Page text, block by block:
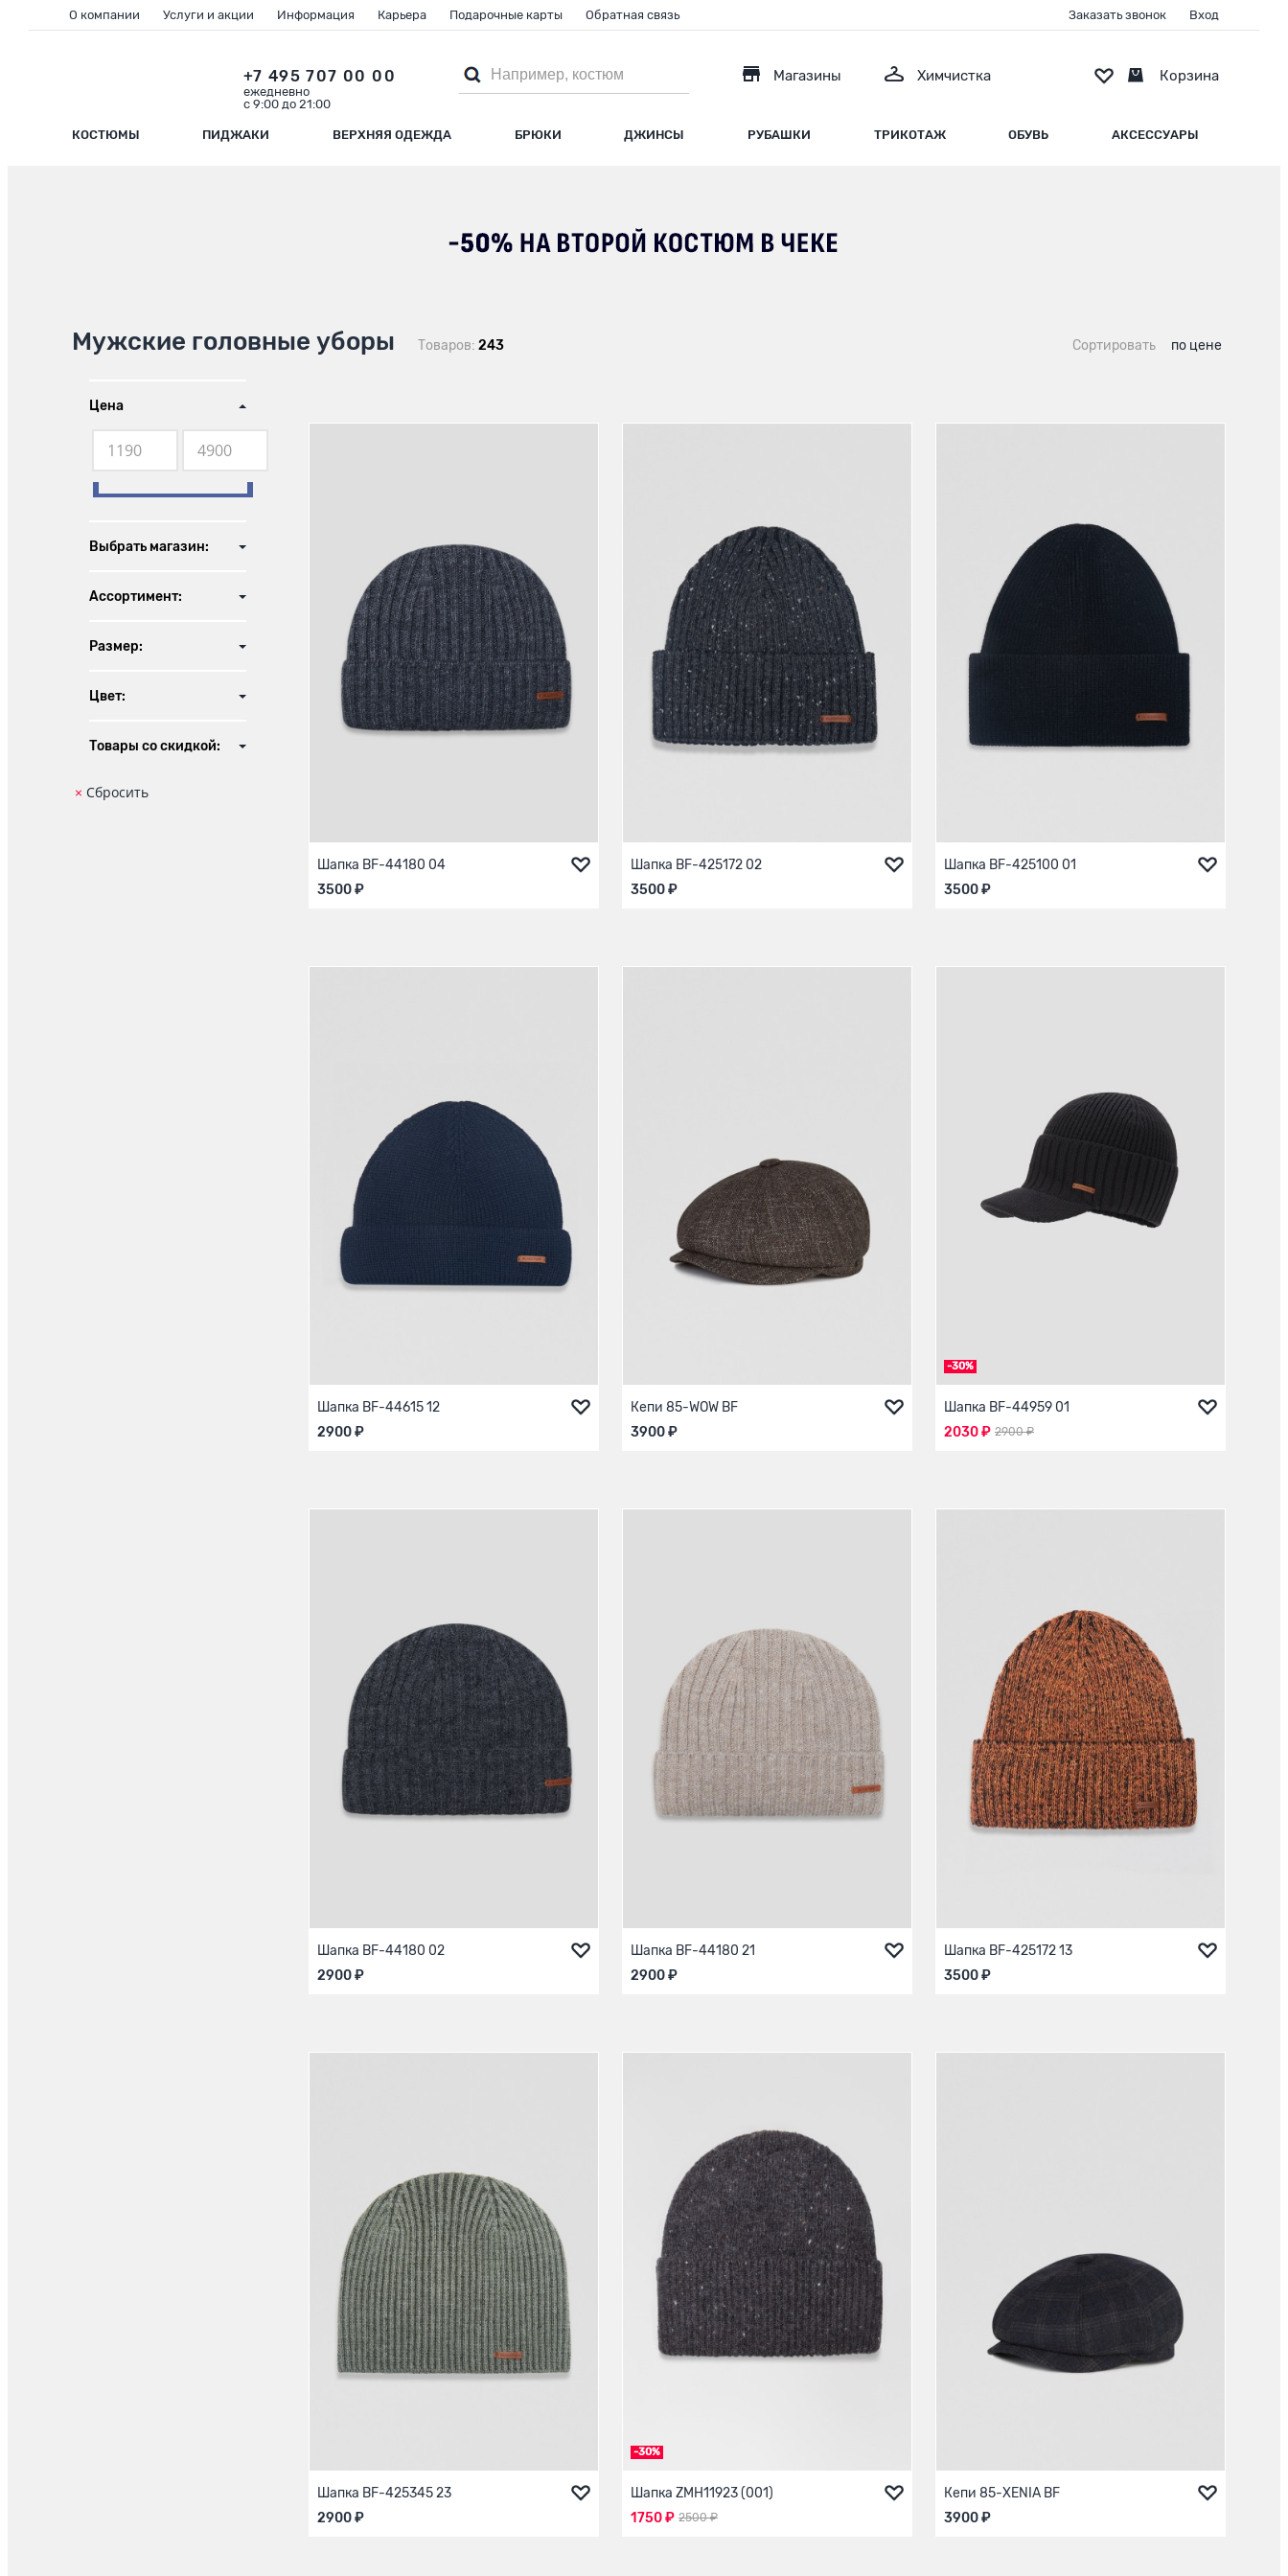
КОСТЮМЫ ПИДЖАКИ ВЕРХНЯЯ ОДЕЖДА БРЮКИ ДЖИНСЫ РУБАШКИ ТРИКОТАЖ ОБУВЬ АКСЕССУАРЫ
+7 495 707 00 00
ежедневно
с 9:00 до 21:00
Магазины Химчистка
О компании Услуги и акции Информация Карьера Подарочные карты Обратная связь Заказать звонок Вход
Корзина
Цена
1 190 4 900
Ассортимент:
Цвет:
Товары со скидкой:
Выбрать магазин:
Размер:
Мужские головные уборы Товаров: 243 Сортировать по цене
Шапка BF-44180 04
3500 ₽
Шапка BF-425172 02
3500 ₽
Шапка BF-425100 01
3500 ₽
Шапка BF-44615 12
2900 ₽
Кепи 85-WOW BF
3900 ₽
-30%
Шапка BF-44959 01
2900 ₽
2030 ₽
Шапка BF-44180 02
2900 ₽
Шапка BF-44180 21
2900 ₽
Шапка BF-425172 13
3500 ₽
Шапка BF-425345 23
2900 ₽
-30%
Шапка ZMH11923 (001)
2500 ₽
1750 ₽
Кепи 85-XENIA BF
3900 ₽